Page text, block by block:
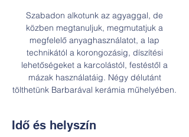
Szabadon alkotunk az agyaggal, de
közben megtanuljuk, megmutatjuk a
megfelelő anyaghasználatot, a lap
technikától a korongozásig, díszítési
lehetőségeket a karcolástól, festéstől a
mázak használatáig. Négy délutánt
tölthetünk Barbarával kerámia műhelyében.
Idő és helyszín